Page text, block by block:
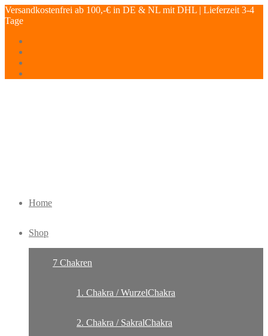
Versandkostenfrei ab 100,-€ in DE & NL mit DHL | Lieferzeit 3-4
Tage
Home
Shop
7 Chakren
1. Chakra / WurzelChakra
2. Chakra / SakralChakra